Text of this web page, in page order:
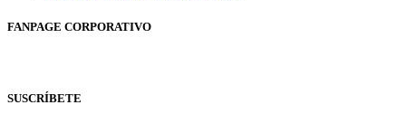
FANPAGE CORPORATIVO
SUSCRÍBETE